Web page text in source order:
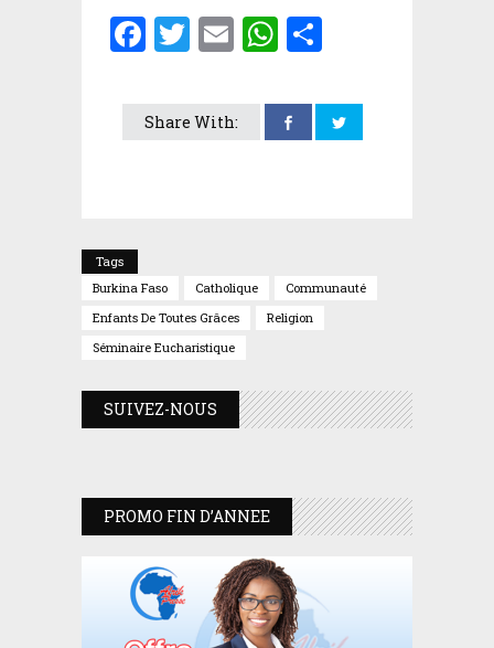
Facebook
Twitter
EmailWhatsApp
Share With:
Tags
Burkina Faso
Catholique
Communauté
Enfants De Toutes Grâces
Religion
Séminaire Eucharistique
SUIVEZ-NOUS
PROMO FIN D’ANNEE